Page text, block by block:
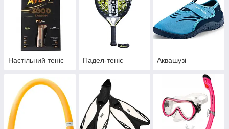
Настільний теніс Падел-теніс Аквашузі